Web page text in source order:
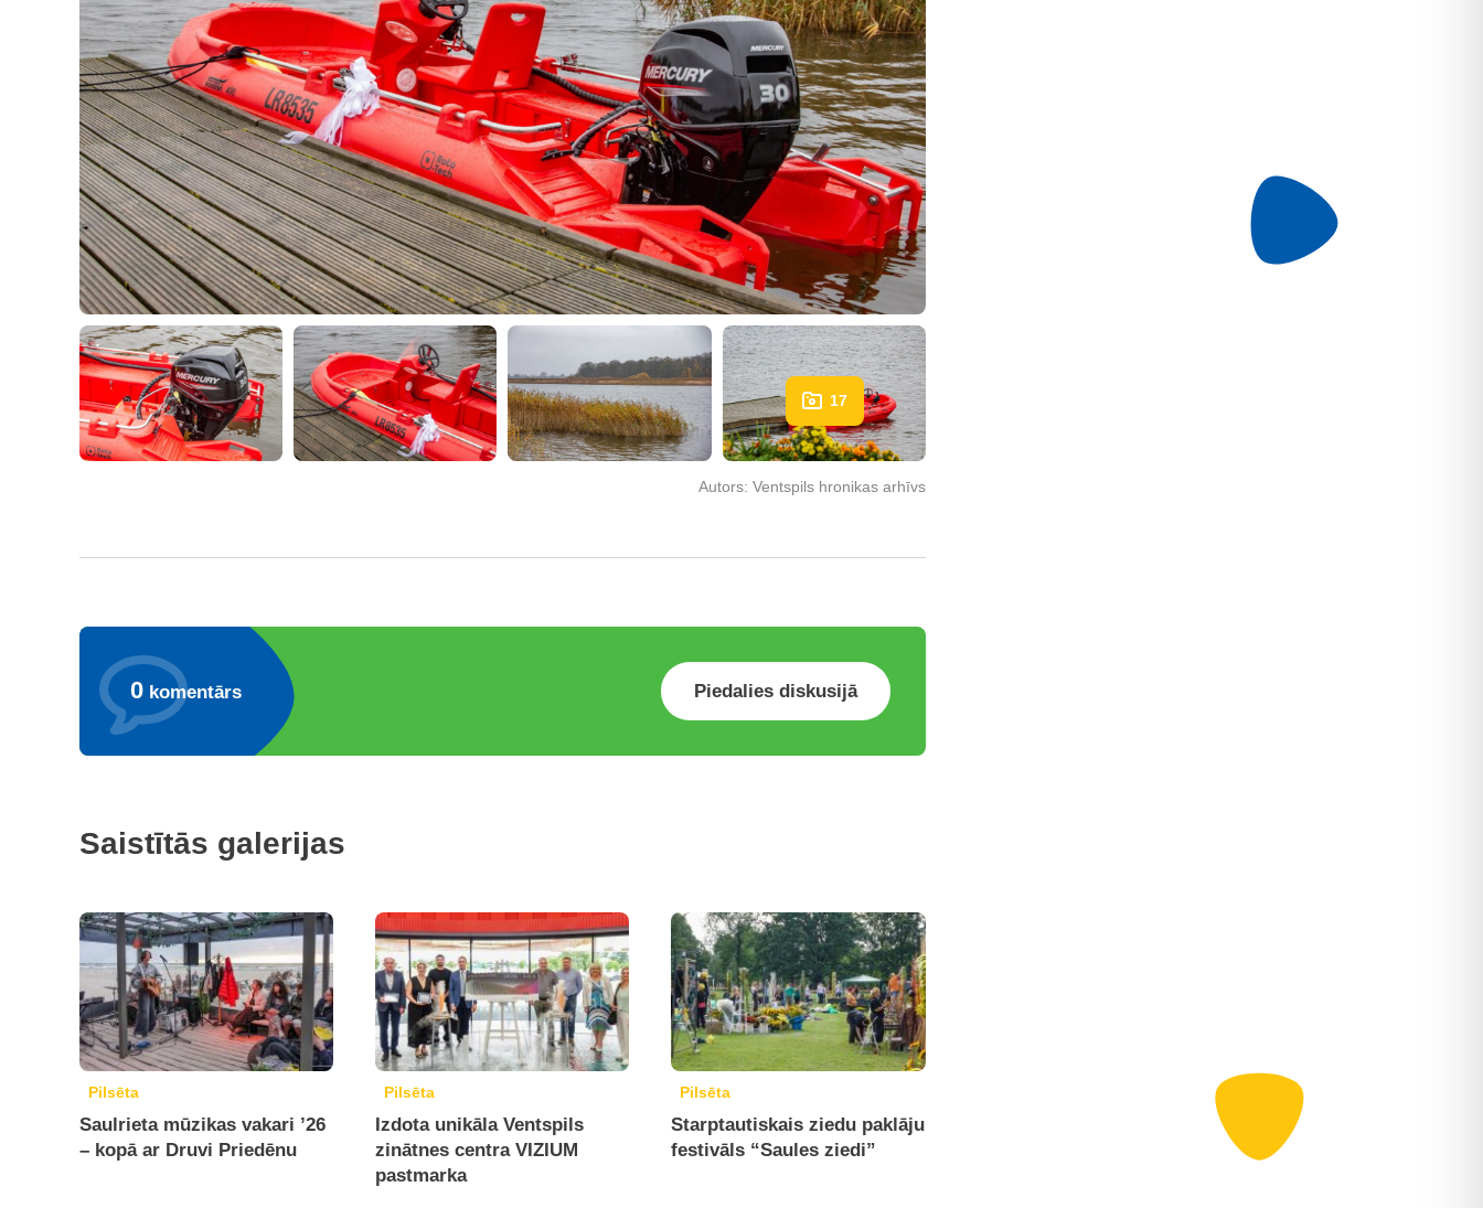
17
Autors: Ventspils hronikas arhīvs
0 komentārs Piedalies diskusijā
Saistītās galerijas
Pilsēta
Saulrieta mūzikas vakari ’26
– kopā ar Druvi Priedēnu
Pilsēta
Izdota unikāla Ventspils
zinātnes centra VIZIUM
pastmarka
Pilsēta
Starptautiskais ziedu paklāju
festivāls “Saules ziedi”